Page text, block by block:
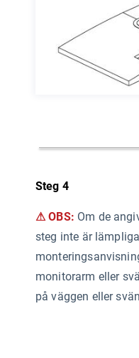
Steg 4
⚠ OBS: Om de
steg inte är
monitorarm eller
på väggen eller